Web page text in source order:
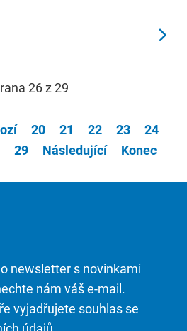
26 z 29
20 21 22 23
24
29 Následující Konec
newsletter s novinkami
nám váš e-mail.
vyjadřujete souhlas se